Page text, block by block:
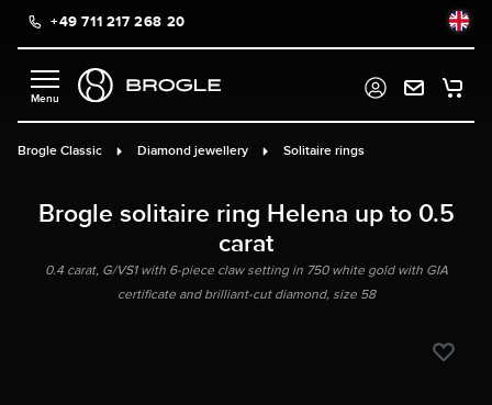
content+49 711 217 268 20
Brogle Classic Diamond jewellery Solitaire rings
Brogle solitaire ring Helena up to 0.5
carat
0.4 carat, G/VS1 with 6-piece claw setting in 750 white gold with GIA
certificate and brilliant-cut diamond, size 58